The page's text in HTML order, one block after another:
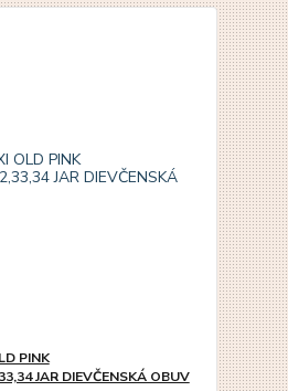
PINK
JAR DIEVČENSKÁ OBUV